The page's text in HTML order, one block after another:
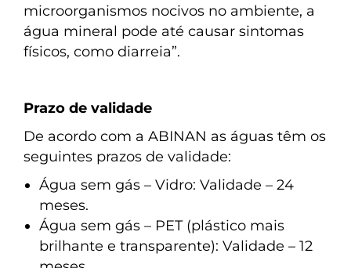
microorganismos nocivos no ambiente, a
água mineral pode até causar sintomas
físicos, como diarreia”.
Prazo de validade
De acordo com a ABINAN as águas têm os
seguintes prazos de validade:
Água sem gás – Vidro: Validade – 24
meses.
Água sem gás – PET (plástico mais
brilhante e transparente): Validade – 12